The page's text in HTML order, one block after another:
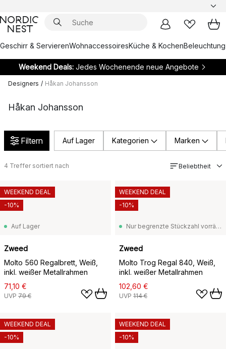
Geschirr & ServierenWohnaccessoiresKüche & KochenBeleuchtung
Weekend Deals:Jedes Wochenende neue Angebote
Designers / Håkan Johansson
Håkan Johansson
Filtern Auf Lager Kategorien Marken
4 Treffer sortiert nach Beliebtheit
Auf Lager
Zweed
Molto 560 Regalbrett, Weiß,
inkl. weißer Metallrahmen
71,10 €
UVP 79 €
WEEKEND DEAL
-10%
Nur begrenzte Stückzahl vorrätig
Zweed
Molto Trog Regal 840, Weiß,
inkl. weißer Metallrahmen
102,60 €
UVP 114 €
WEEKEND DEAL
-10%
WEEKEND DEAL
-10%
WEEKEND DEAL
-10%